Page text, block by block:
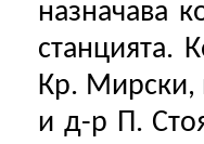
назначава
станцията.
Кр. Мирски,
и д-р П.